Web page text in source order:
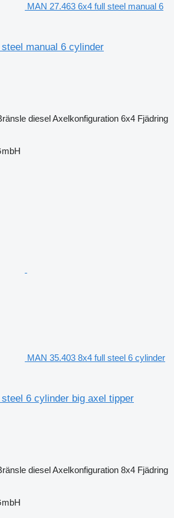
MAN 27.463 6x4 full steel manual 6
manual 6 cylinder
dieselAxelkonfiguration 6x4 Fjädring
MAN 35.403 8x4 full steel 6 cylinder
6 cylinder big axel tipper
dieselAxelkonfiguration 8x4 Fjädring